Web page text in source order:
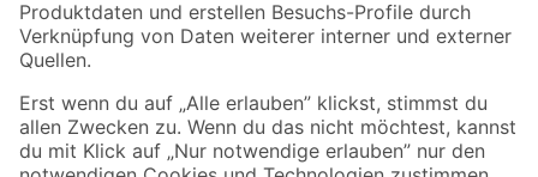
Sicher einkaufen
Jetzt die toom-App herunterladen